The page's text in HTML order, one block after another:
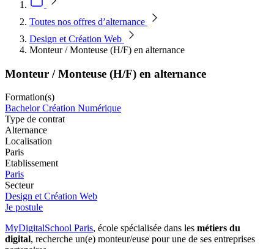
Toutes nos offres d’alternance
Design et Création Web
Monteur / Monteuse (H/F) en alternance
Monteur / Monteuse (H/F) en alternance
Formation(s)
Bachelor Création Numérique
Type de contrat
Alternance
Localisation
Paris
Etablissement
Paris
Secteur
Design et Création Web
Je postule
MyDigitalSchool Paris, école spécialisée dans les métiers du
digital, recherche un(e) monteur/euse pour une de ses entreprises